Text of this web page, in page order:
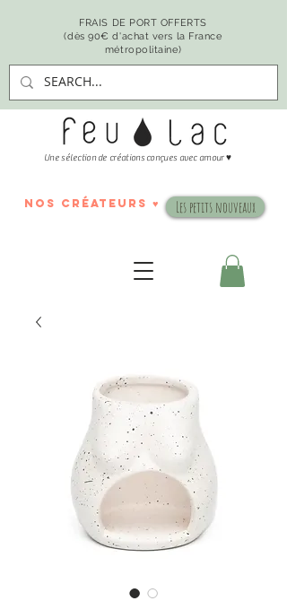
Une sélection de créations conçues avec amour♥
FRAIS DE PORT OFFERTS
(dès 90€ d'achat vers la France
métropolitaine)
nos créateurs ♥ Les petits nouveaux